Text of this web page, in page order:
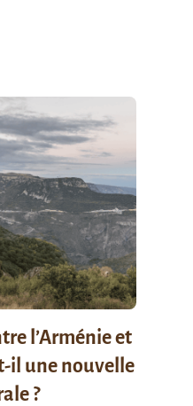
l’Arménie et
il une nouvelle
?